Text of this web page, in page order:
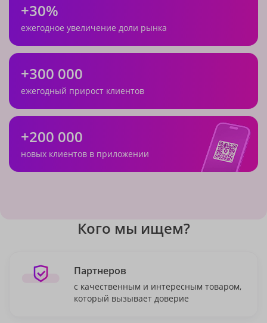
+30%
ежегодное увеличение доли рынка
+300 000
ежегодный прирост клиентов
+200 000
новых клиентов в приложении
Кого мы ищем?
Партнеров
с качественным и интересным товаром,
который вызывает доверие